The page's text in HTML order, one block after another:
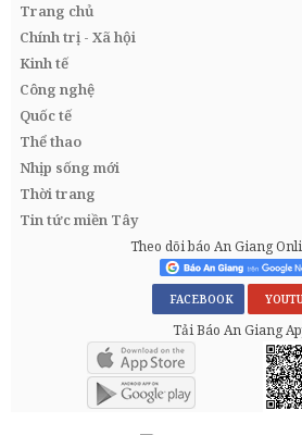
Trang chủ
Chính trị - Xã hội
Kinh tế
Công nghệ
Quốc tế
Thể thao
Nhịp sống mới
Thời trang
Tin tức miền Tây
Theo dõi báo An Giang
FACEBOOK
Tải Báo An Giang